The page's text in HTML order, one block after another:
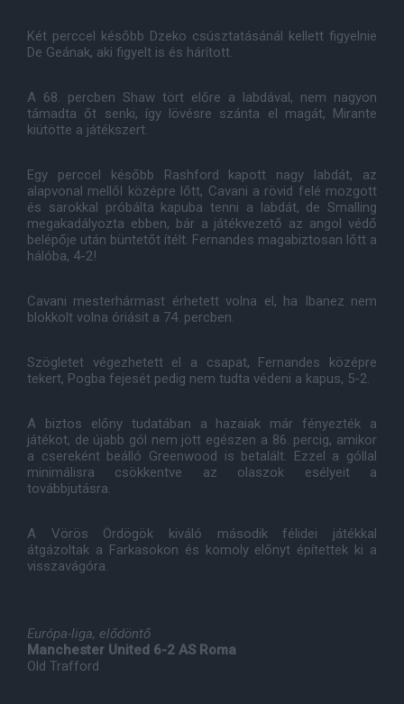
Két perccel később Dzeko csúsztatásánál kellett figyelnie
De Geának, aki figyelt is és hárított.
A 68. percben Shaw tört előre a labdával, nem nagyon
támadta őt senki, így lövésre szánta el magát, Mirante
kiütötte a játékszert.
Egy perccel később Rashford kapott nagy labdát, az
alapvonal mellől középre lőtt, Cavani a rövid felé mozgott
és sarokkal próbálta kapuba tenni a labdát, de Smalling
megakadályozta ebben, bár a játékvezető az angol védő
belépője után büntetőt ítélt. Fernandes magabiztosan lőtt a
hálóba, 4-2!
Cavani mesterhármast érhetett volna el, ha Ibanez nem
blokkolt volna óriásit a 74. percben.
Szögletet végezhetett el a csapat, Fernandes középre
tekert, Pogba fejesét pedig nem tudta védeni a kapus, 5-2.
A biztos előny tudatában a hazaiak már fényezték a
játékot, de újabb gól nem jött egészen a 86. percig, amikor
a csereként beálló Greenwood is betalált. Ezzel a góllal
minimálisra csökkentve az olaszok esélyeit a
továbbjutásra.
A Vörös Ördögök kiváló második félidei játékkal
átgázoltak a Farkasokon és komoly előnyt építettek ki a
visszavágóra.
Európa-liga, elődöntő
Manchester United 6-2 AS Roma
Old Trafford